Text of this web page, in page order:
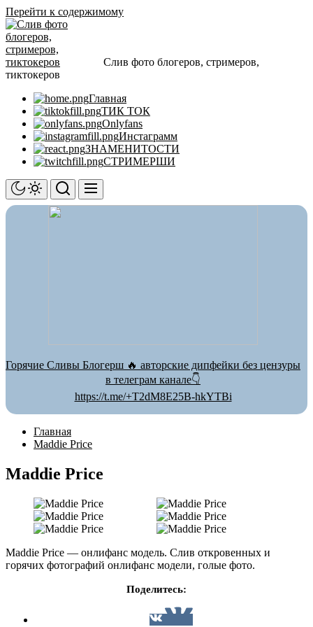
Перейти к содержимому
Слив фото блогеров, стримеров,
тиктокеров
Главная
ТИК ТОК
Onlyfans
Инстаграмм
ЗНАМЕНИТОСТИ
СТРИМЕРШИ
Горячие Сливы Блогерш 🔥 авторские дипфейки без цензуры
в телеграм канале👇
https://t.me/+T2dM8E25B-hkYTBi
Главная
Maddie Price
Maddie Price
Maddie Price — онлифанс модель. Слив откровенных и
горячих фотографий онлифанс модели, голые фото.
Поделитесь: